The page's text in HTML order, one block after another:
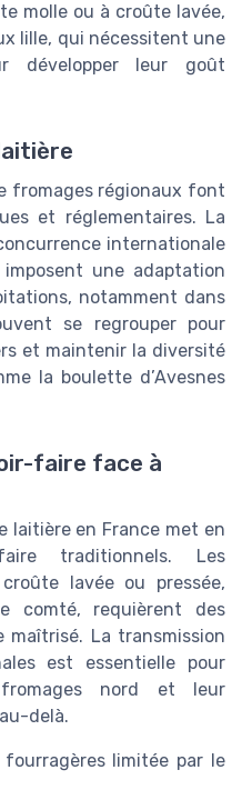
molle ou à croûte lavée,
lille, qui nécessitent une
développer leur goût
fromages régionaux font
et réglementaires. La
internationale
une adaptation
notamment dans
se regrouper pour
et maintenir la diversité
la boulette d’Avesnes
faire face à
laitière en France met en
traditionnels. Les
lavée ou pressée,
comté, requièrent des
La transmission
est essentielle pour
nord et leur
delà.
fourragères limitée par le